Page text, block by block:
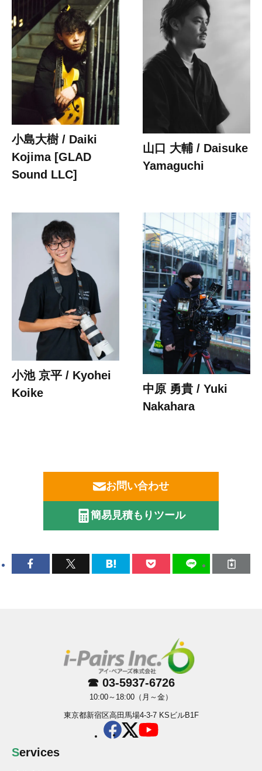
小島大樹 / Daiki
Kojima [GLAD
Sound LLC]
山口 大輔 / Daisuke
Yamaguchi
小池 京平 / Kyohei
Koike
中原 勇貴 / Yuki
Nakahara
お問い合わせ
簡易見積もりツール
☎ 03-5937-6726
10:00～18:00（月～金）
東京都新宿区高田馬場4-3-7 KSビルB1F
Services